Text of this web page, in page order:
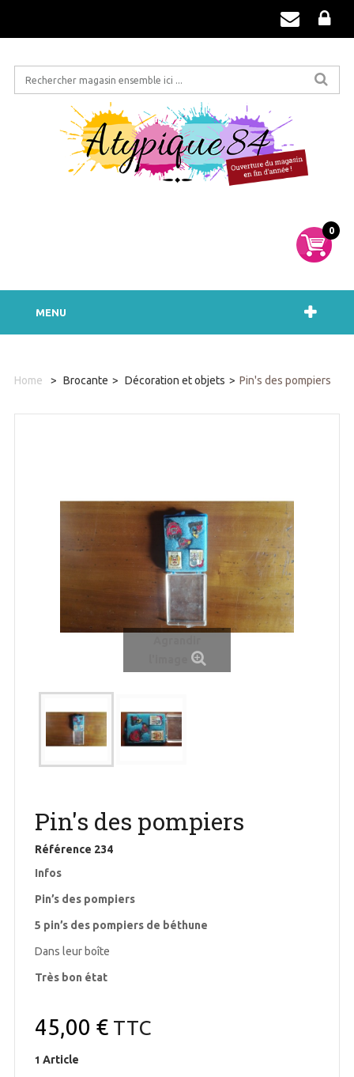
0
MENU
Home > Brocante > Décoration et objets > Pin's des pompiers
Pin's des pompiers
Référence 234
Infos
Pin’s des pompiers
5 pin’s des pompiers de béthune
Dans leur boîte
Très bon état
45,00 €TTC
1 Article